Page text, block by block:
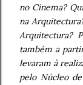
no Cinema?
na
Arquitectura?
também a
levaram à
pelo Núcleo